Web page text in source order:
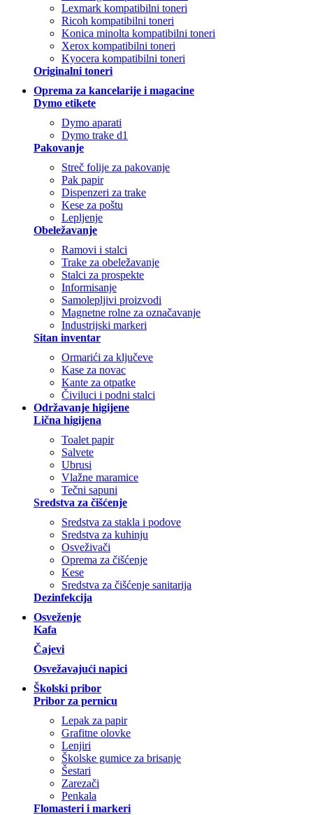
Lexmark kompatibilni toneri
Ricoh kompatibilni toneri
Konica minolta kompatibilni toneri
Xerox kompatibilni toneri
Kyocera kompatibilni toneri
Originalni toneri
Oprema za kancelarije i magacine
Dymo etikete
Dymo aparati
Dymo trake d1
Pakovanje
Streč folije za pakovanje
Pak papir
Dispenzeri za trake
Kese za poštu
Lepljenje
Obeležavanje
Ramovi i stalci
Trake za obeležavanje
Stalci za prospekte
Informisanje
Samolepljivi proizvodi
Magnetne rolne za označavanje
Industrijski markeri
Sitan inventar
Ormarići za ključeve
Kase za novac
Kante za otpatke
Čiviluci i podni stalci
Održavanje higijene
Lična higijena
Toalet papir
Salvete
Ubrusi
Vlažne maramice
Tečni sapuni
Sredstva za čišćenje
Sredstva za stakla i podove
Sredstva za kuhinju
Osveživači
Oprema za čišćenje
Kese
Sredstva za čišćenje sanitarija
Dezinfekcija
Osveženje
Kafa
Čajevi
Osvežavajući napici
Školski pribor
Pribor za pernicu
Lepak za papir
Grafitne olovke
Lenjiri
Školske gumice za brisanje
Šestari
Zarezači
Penkala
Flomasteri i markeri